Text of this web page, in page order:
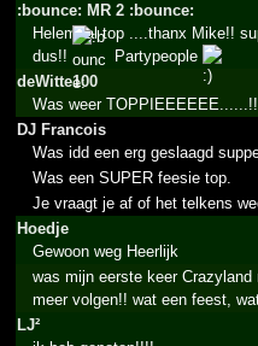
:bounce: MR 2 :bounce:
Helemaal top ....thanx Mike!!
dus!!
Partypeople
deWitte100
Was weer
DJ Francois
Was idd een erg geslaagd
Was een SUPER feesie top.
Je vraagt je af of het telkens
Hoedje
Gewoon weg Heerlijk
was mijn eerste keer Crazyland
meer volgen!! wat een feest,
LJ²